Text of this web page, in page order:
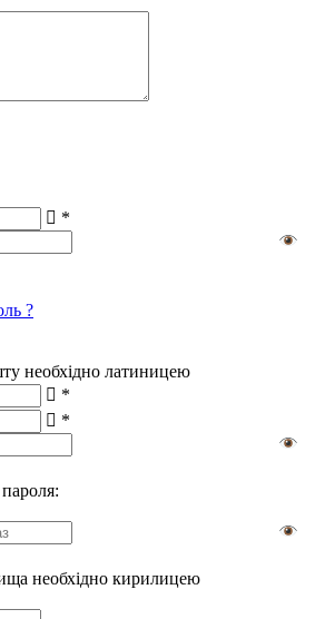
*
?
необхідно латиницею
*
*
необхідно кирилицею